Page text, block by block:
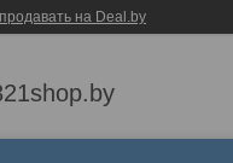
на Deal.by